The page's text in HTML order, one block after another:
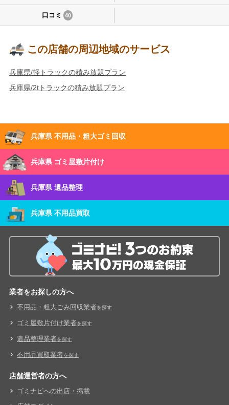
口コミ 40
この店舗の周辺地域のサービス
兵庫県/軽トラックの積み放題プラン
兵庫県/2tトラックの積み放題プラン
兵庫県 不用品・粗大ゴミ回収
兵庫県 ゴミ屋敷片付け
兵庫県 遺品整理
兵庫県 不用品買取
業者をお探しの方へ
不用品・粗大ごみ回収業者を探す
ゴミ屋敷片付け業者を探す
遺品整理業者を探す
不用品買取業者を探す
店舗運営者の方へ
ゴミナビへの出店・掲載